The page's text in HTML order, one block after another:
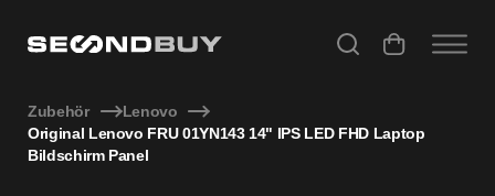
Zubehör
Lenovo
Original Lenovo FRU 01YN143 14" IPS LED FHD Laptop
Bildschirm Panel